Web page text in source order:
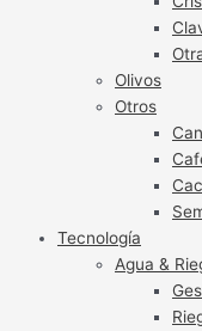
Olivos
Otros
Tecnología
Agua &